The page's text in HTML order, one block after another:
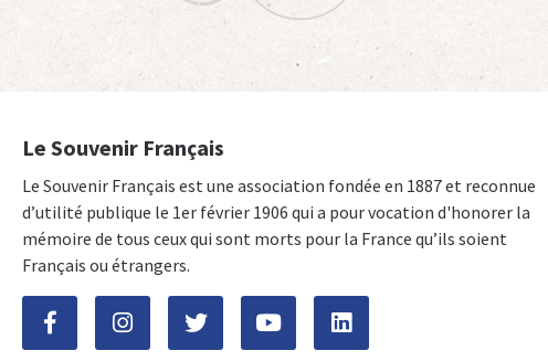
Le Souvenir Français
Le Souvenir Français est une association fondée en 1887 et reconnue
d’utilité publique le 1er février 1906 qui a pour vocation d'honorer la
mémoire de tous ceux qui sont morts pour la France qu’ils soient
Français ou étrangers.